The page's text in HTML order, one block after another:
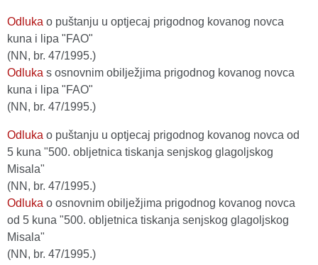
Odluka o puštanju u optjecaj prigodnog kovanog novca
kuna i lipa "FAO"
(NN, br. 47/1995.)
Odluka s osnovnim obilježjima prigodnog kovanog novca
kuna i lipa "FAO"
(NN, br. 47/1995.)
Odluka o puštanju u optjecaj prigodnog kovanog novca od
5 kuna "500. obljetnica tiskanja senjskog glagoljskog
Misala"
(NN, br. 47/1995.)
Odluka o osnovnim obilježjima prigodnog kovanog novca
od 5 kuna "500. obljetnica tiskanja senjskog glagoljskog
Misala"
(NN, br. 47/1995.)